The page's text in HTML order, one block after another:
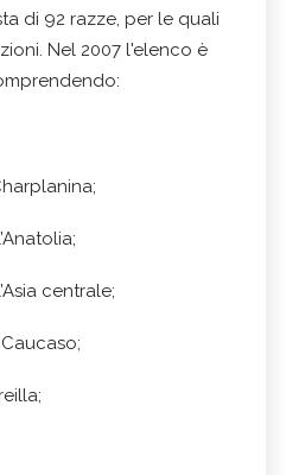
di 92 razze, per le quali
Nel 2007 l'elenco è
centrale;